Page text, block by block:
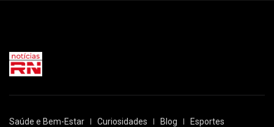
Saúde e Bem-Estar Curiosidades Blog Esportes